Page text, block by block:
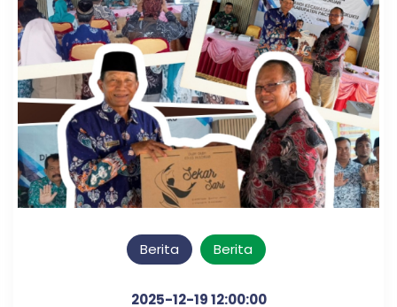
Berita Berita
2025-12-19 12:00:00